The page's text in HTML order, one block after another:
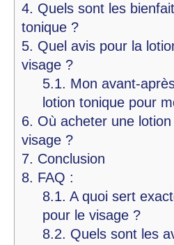
4. Quels sont les
tonique ?
5. Quel avis pour la
visage ?
5.1. Mon avant-
lotion tonique pour
6. Où acheter une
visage ?
7. Conclusion
8. FAQ :
8.1. A quoi sert
pour le visage ?
8.2. Quels sont les